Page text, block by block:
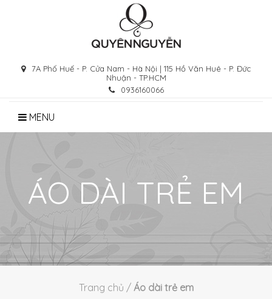
7A Phố Huế - P. Cửa Nam - Hà Nội | 115 Hồ Văn Huê - P. Đức
Nhuận - TP.HCM
0936160066
MENU
ÁO DÀI TRẺ EM
Trang chủ / Áo dài trẻ em